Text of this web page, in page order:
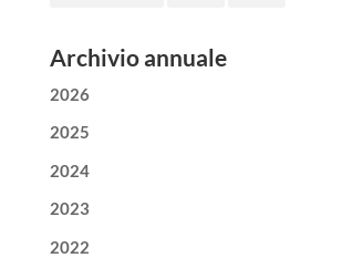
Archivio annuale
2026
2025
2024
2023
2022